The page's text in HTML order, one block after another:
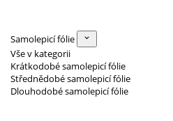
Samolepicí fólie
Vše v kategorii
Krátkodobé samolepicí fólie
Střednědobé samolepicí fólie
Dlouhodobé samolepicí fólie